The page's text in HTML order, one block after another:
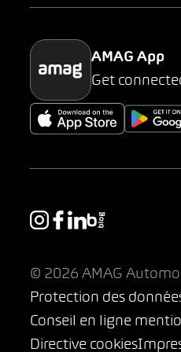
Parking
AMAG App
Get
© 2026 AMAG
Protection des
Conseil en ligne
Directive cookies